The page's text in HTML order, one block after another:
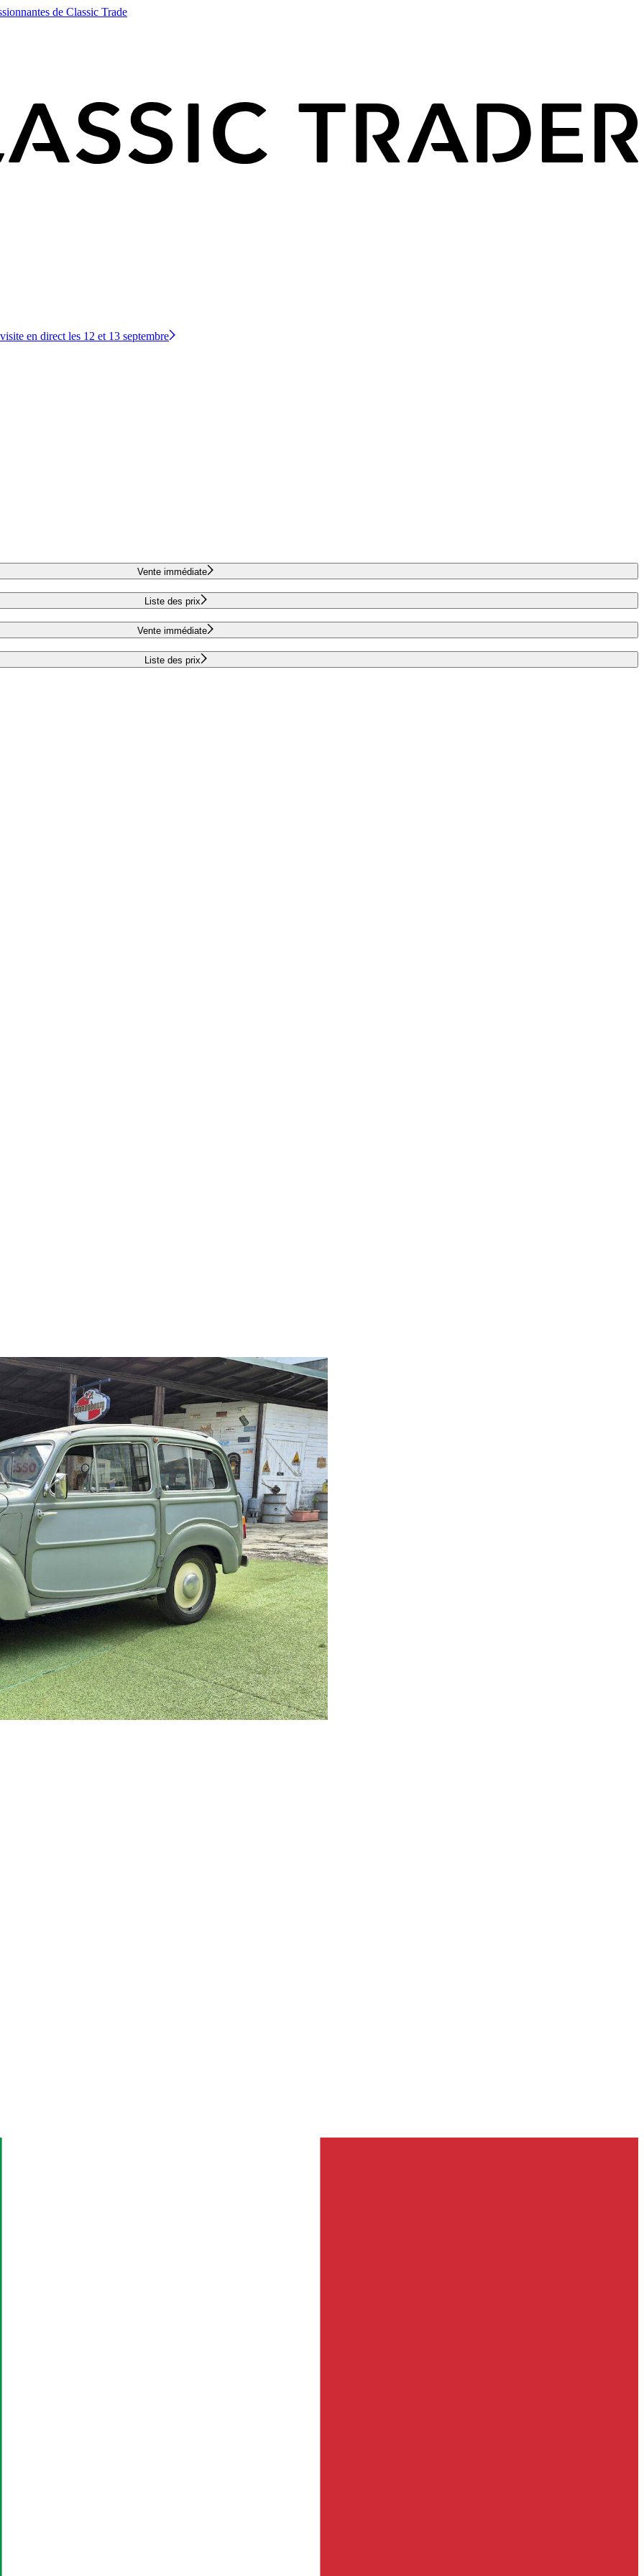
de Classic Trade
en direct les 12 et 13 septembre
Vente immédiate
Liste des prix
Vente immédiate
Liste des prix